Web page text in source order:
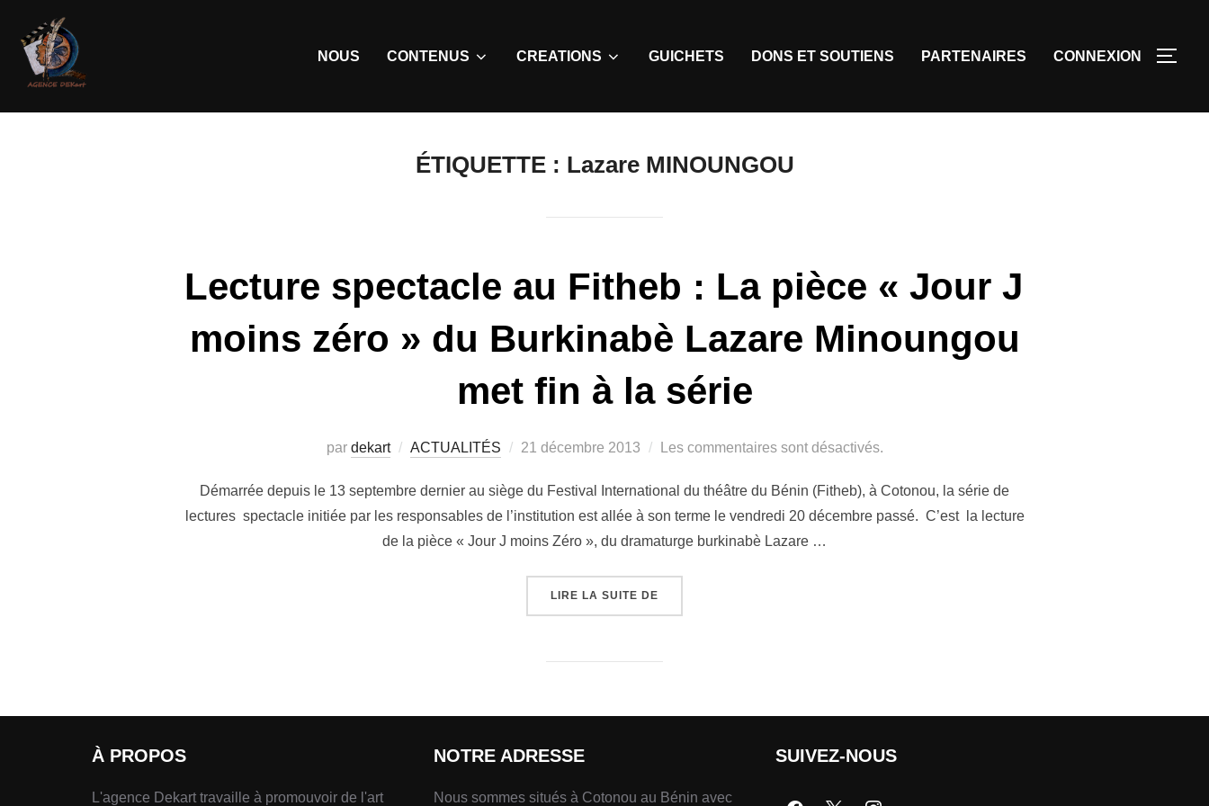
NOUS CONTENUS CREATIONS GUICHETS DONS ET SOUTIENS PARTENAIRES CONNEXION
ÉTIQUETTE : Lazare MINOUNGOU
Lecture spectacle au Fitheb : La pièce « Jour J
moins zéro » du Burkinabè Lazare Minoungou
met fin à la série
par dekart ACTUALITÉS 21 décembre 2013 Les commentaires sont désactivés.
Démarrée depuis le 13 septembre dernier au siège du Festival International du théâtre du Bénin (Fitheb), à Cotonou, la série de
lectures spectacle initiée par les responsables de l’institution est allée à son terme le vendredi 20 décembre passé. C’est la lecture
de la pièce « Jour J moins Zéro », du dramaturge burkinabè Lazare …
LIRE LA SUITE DE
À PROPOS
L'agence Dekart travaille à promouvoir de l'art
NOTRE ADRESSE
Nous sommes situés à Cotonou au Bénin avec
SUIVEZ-NOUS